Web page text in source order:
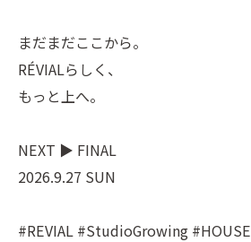
まだまだここから。
RÉVIALらしく、
もっと上へ。
NEXT ▶ FINAL
2026.9.27 SUN
#REVIAL #StudioGrowing #HOUSE